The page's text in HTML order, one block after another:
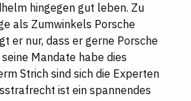
hingegen gut leben. Zu
als Zumwinkels Porsche
er nur, dass er gerne Porsche
Mandate habe dies
Strich sind sich die Experten
ist ein spannendes